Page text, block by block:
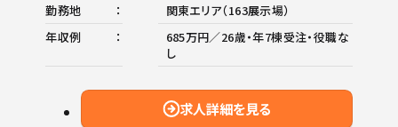
勤務地
関東エリア（163展示場）
年収例
685万円／26歳・年7棟受注・役職な
し
求人詳細を見る